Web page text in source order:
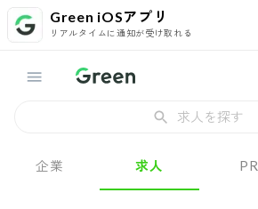
Green iOSアプリ
リアルタイムに通知が受け取れる
求人を探す
企業 求人 PR